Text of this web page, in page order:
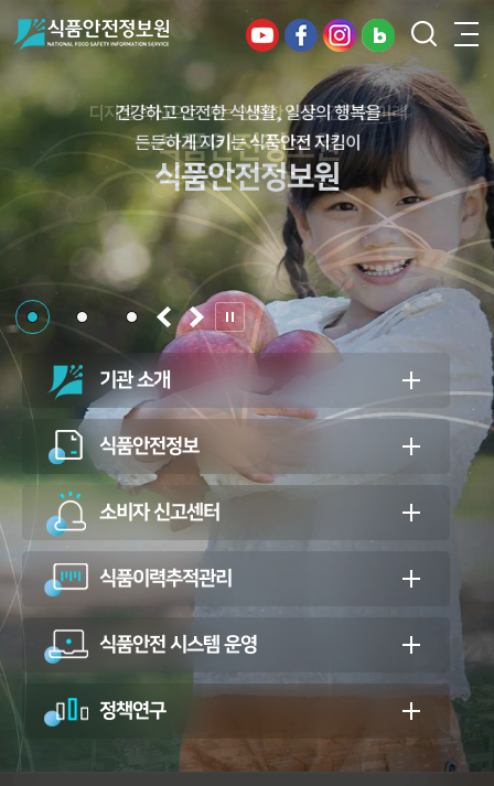
세계로 뻗어가는 K-푸드, 글로벌 식품안전 리더
식품안전정보원
디지털 혁신으로 여는 안전한 식품, 건강한 미래
식품안전정보원
건강하고 안전한 식생활, 일상의 행복을
든든하게 지키는 식품안전 지킴이
식품안전정보원
기관 소개
식품안전정보
소비자 신고센터
식품이력추적관리
식품안전 시스템 운영
정책연구